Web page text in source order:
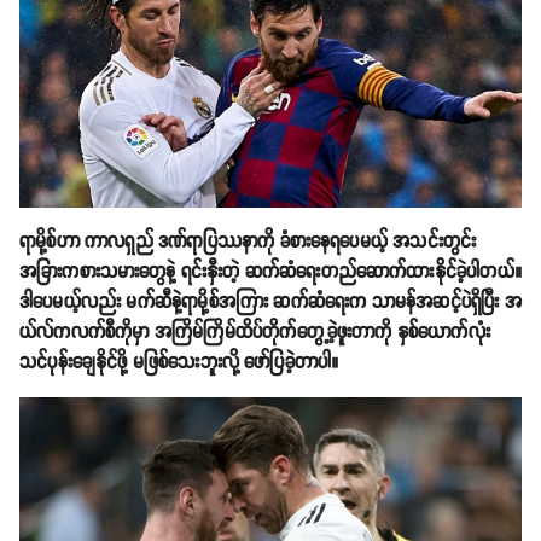
ရာမို့စ်ဟာ ကာလရှည် ဒဏ်ရာပြဿနာကို ခံစားနေရပေမယ့် အသင်းတွင်း
အခြားကစားသမားတွေနဲ့ ရင်းနှီးတဲ့ ဆက်ဆံရေးတည်ဆောက်ထားနိုင်ခဲ့ပါတယ်။
ဒါပေမယ့်လည်း မက်ဆီနဲ့ရာမို့စ်အကြား ဆက်ဆံရေးက သာမန်အဆင့်ပဲရှိပြီး အ
ယ်လ်ကလက်စီကိုမှာ အကြိမ်ကြိမ်ထိပ်တိုက်တွေ့ခဲ့ဖူးတာကို နှစ်ယောက်လုံး
သင်ပုန်းချေနိုင်ဖို့ မဖြစ်သေးဘူးလို့ ဖော်ပြခဲ့တာပါ။